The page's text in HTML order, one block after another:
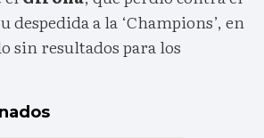
despedida a la ‘Champions’, en
sin resultados para los